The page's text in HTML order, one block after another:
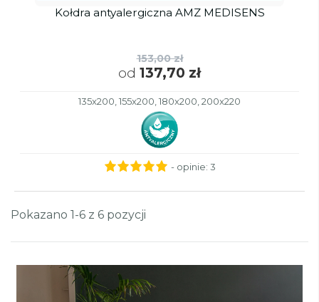
Kołdra antyalergiczna AMZ MEDISENS
153,00 zł
od 137,70 zł
135x200, 155x200, 180x200, 200x220
- opinie: 3
Pokazano 1-6 z 6 pozycji